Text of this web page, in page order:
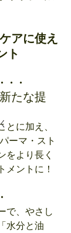
アに使え
ト
・・
たな提
に加え、
ーマ・スト
をより長く
メントに！
で、やさし
水分と油